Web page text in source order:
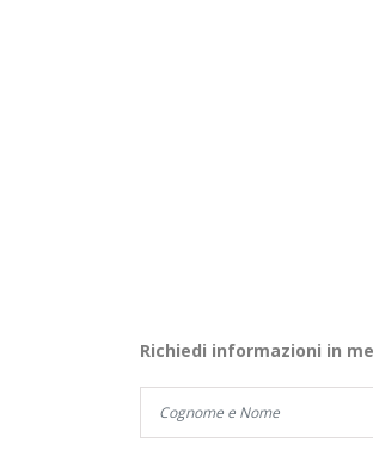
Richiedi informazioni in